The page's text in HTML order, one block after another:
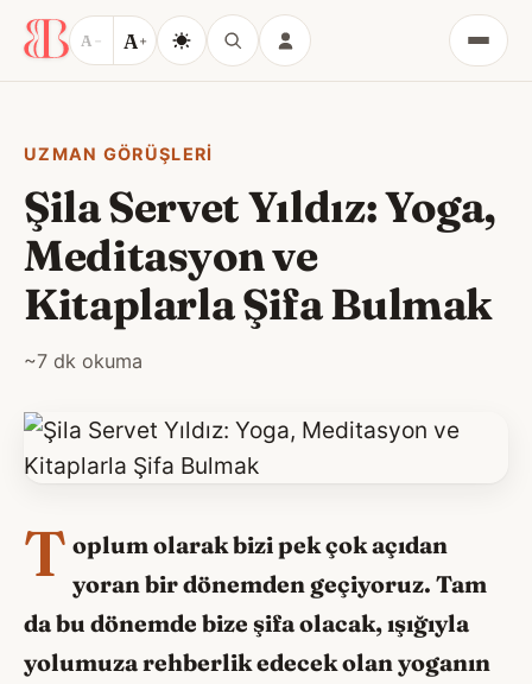
A − A+
Menü
UZMAN GÖRÜŞLERI
Şila Servet Yıldız: Yoga,
Meditasyon ve
Kitaplarla Şifa Bulmak
~7 dk okuma
T oplum olarak bizi pek çok açıdan
yoran bir dönemden geçiyoruz. Tam
da bu dönemde bize şifa olacak, ışığıyla
yolumuza rehberlik edecek olan yoganın